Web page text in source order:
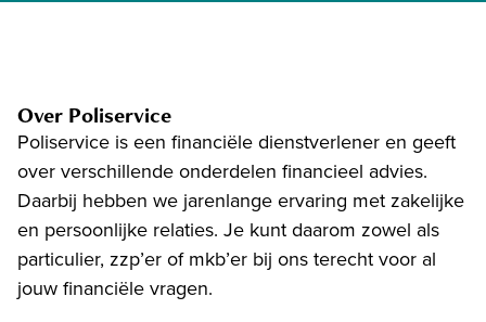
Over Poliservice
Poliservice is een financiële dienstverlener en geeft
over verschillende onderdelen financieel advies.
Daarbij hebben we jarenlange ervaring met zakelijke
en persoonlijke relaties. Je kunt daarom zowel als
particulier, zzp’er of mkb’er bij ons terecht voor al
jouw financiële vragen.